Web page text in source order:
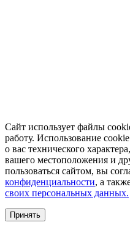
Сайт использует файлы
работу. Использование
о вас технического
вашего местоположения и
пользоваться сайтом, вы
конфиденциальности, а
своих персональных данных.
Принять